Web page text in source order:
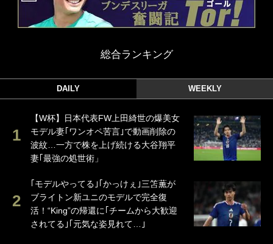
総合ランキング
DAILY WEEKLY
【W杯】日本代表FW上田綺世の爆美女
モデル妻｢ワンオペ苦言｣で動画削除の
波紋…一方で株を上げ続ける大谷翔平
妻｢最強の処世術」
｢モデルやってる｣｢かっけぇ｣三笘薫が
ブライトン新ユニのモデルで完全復
活！“King”の帰還に｢チームから大歓迎
されてる｣｢元気な姿見れて…｣